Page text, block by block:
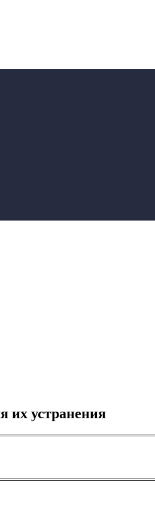
их устранения